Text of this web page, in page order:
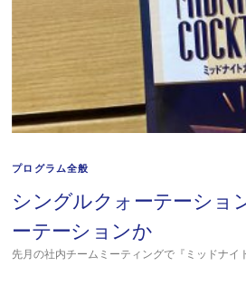
プログラム全般
シングルクォーテーショ
ーテーションか
先月の社内チームミーティングで『ミッドナイ